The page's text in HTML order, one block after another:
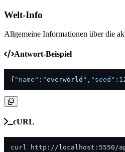
Welt-Info
Allgemeine Informationen über die
Antwort-Beispiel
{ "name" : "overworld" , "seed" :
cURL
curl http://localhost:5550/